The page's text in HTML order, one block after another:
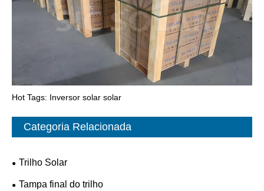
Hot Tags: Inversor solar solar
Categoria Relacionada
Trilho Solar
Tampa final do trilho